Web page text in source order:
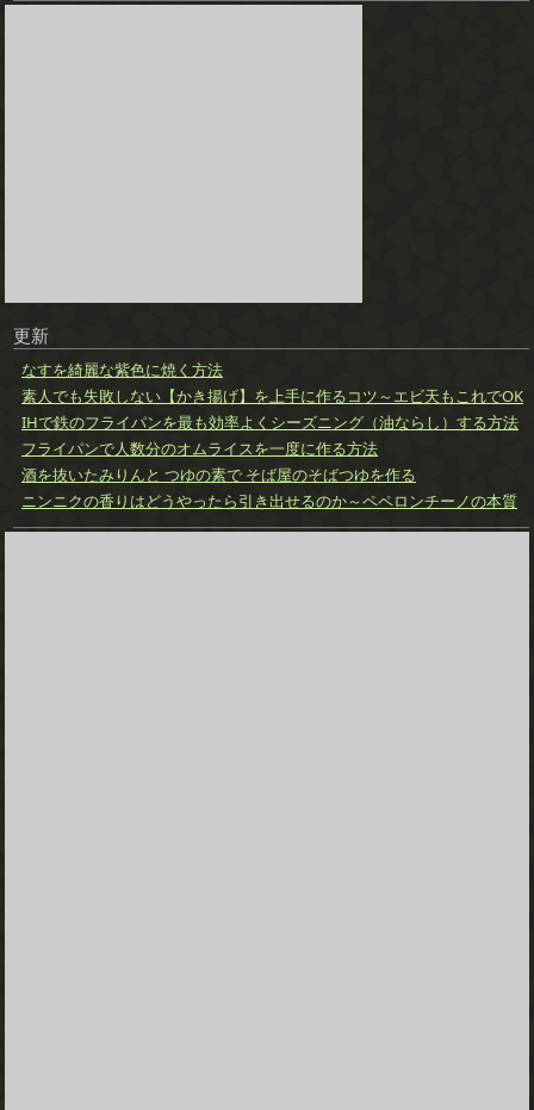
更新
なすを綺麗な紫色に焼く方法
素人でも失敗しない【かき揚げ】を上手に作るコツ～エビ天もこれでOK
IHで鉄のフライパンを最も効率よくシーズニング（油ならし）する方法
フライパンで人数分のオムライスを一度に作る方法
酒を抜いたみりんと つゆの素で そば屋のそばつゆを作る
ニンニクの香りはどうやったら引き出せるのか～ペペロンチーノの本質